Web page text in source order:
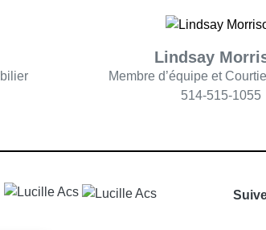
Lindsay
Membre d’équipe et
514-515-1055